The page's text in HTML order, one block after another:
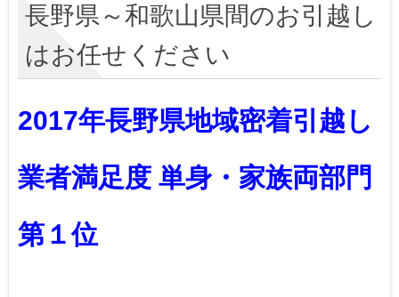
長野県～和歌山県間のお引越し
はお任せください
2017年長野県地域密着引越し
業者満足度 単身・家族両部門
第１位